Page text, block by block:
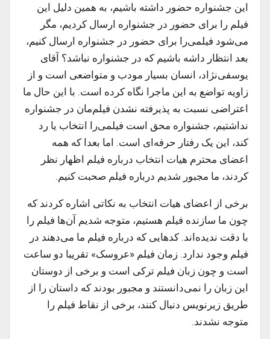
این جشنواره حضور داشته باشیم، به همین دلیل این
فیلم را برای حضور در جشنواره ارسال کردیم، مگر
می‌شود فیلمی‌را برای حضور در جشنواره ارسال کنیم،
بعد انتظار داشه باشیم که در جشنواره نباشد؟ آقای
یوسفی‌نژاد، انسان بسیار مودب و متواضعی است و از
زاویه تواضع به این ماجرا نگاه کرده است. با این حال ما
اعتراضی نسبت به پذیرفته نشدن فیلم‌مان در جشنواره
نداشتیم، جشنواره محق است فیلمی‌را انتخاب یا رد
کند، این یک رفتار حرفه‌ای است. اما بعدا که همه
اعضای محترم هیات انتخاب درباره فیلم اظهار نظر
کردند، ما مجبور شدیم درباره فیلم صحبت کنیم.
برخی از اعضای هیات انتخاب به نکاتی اشاره کردند که
چون ما سازنده فیلم هستیم، متوجه شدیم آن‌ها فیلم را
با دقت ندیده‌اند. کدهایی که درباره فیلم ما می‌دهند در
فیلم وجود ندارد. زمان فیلم «عروسک» تقریبا دو ساعت
است و چون زبان فیلم ترکی است و برخی از دوستان
این زبان را نمی‌دانستند و مجبور بودند که داستان را از
طریق زیرنویس دنبال کنند، برخی از نقاط فیلم را
متوجه نشدند.